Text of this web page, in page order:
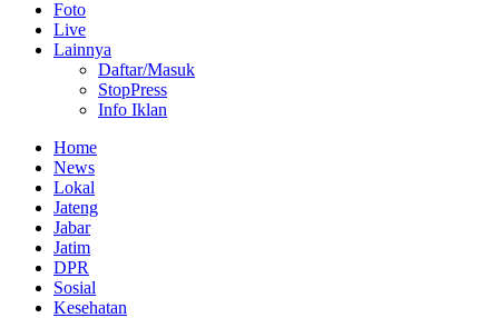
Foto
Live
Lainnya
Daftar/Masuk
StopPress
Info Iklan
Home
News
Lokal
Jateng
Jabar
Jatim
DPR
Sosial
Kesehatan